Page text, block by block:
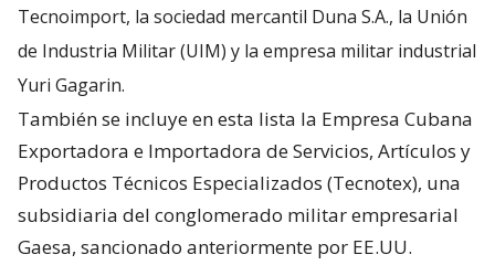
Tecnoimport, la sociedad mercantil Duna S.A., la Unión
de Industria Militar (UIM) y la empresa militar industrial
Yuri Gagarin.
También se incluye en esta lista la Empresa Cubana
Exportadora e Importadora de Servicios, Artículos y
Productos Técnicos Especializados (Tecnotex), una
subsidiaria del conglomerado militar empresarial
Gaesa, sancionado anteriormente por EE.UU.